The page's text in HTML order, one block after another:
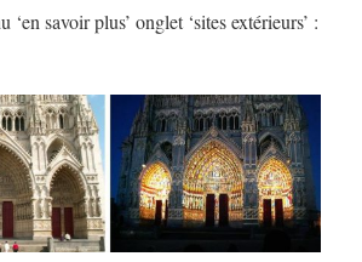
savoir plus’ onglet ‘sites extérieurs’ :